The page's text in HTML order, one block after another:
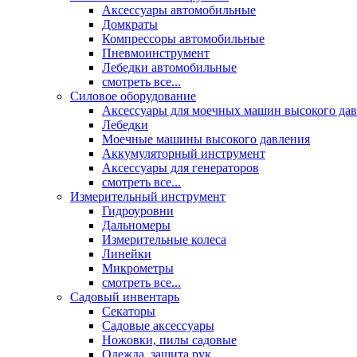
Аксессуары автомобильные
Домкраты
Компрессоры автомобильные
Пневмоинструмент
Лебедки автомобильные
смотреть все...
Силовое оборудование
Аксессуары для моечных машин высокого
Лебедки
Моечные машины высокого давления
Аккумуляторный инструмент
Аксессуары для генераторов
смотреть все...
Измерительный инструмент
Гидроуровни
Дальномеры
Измерительные колеса
Линейки
Микрометры
смотреть все...
Садовый инвентарь
Секаторы
Садовые аксессуары
Ножовки, пилы садовые
Одежда, защита рук